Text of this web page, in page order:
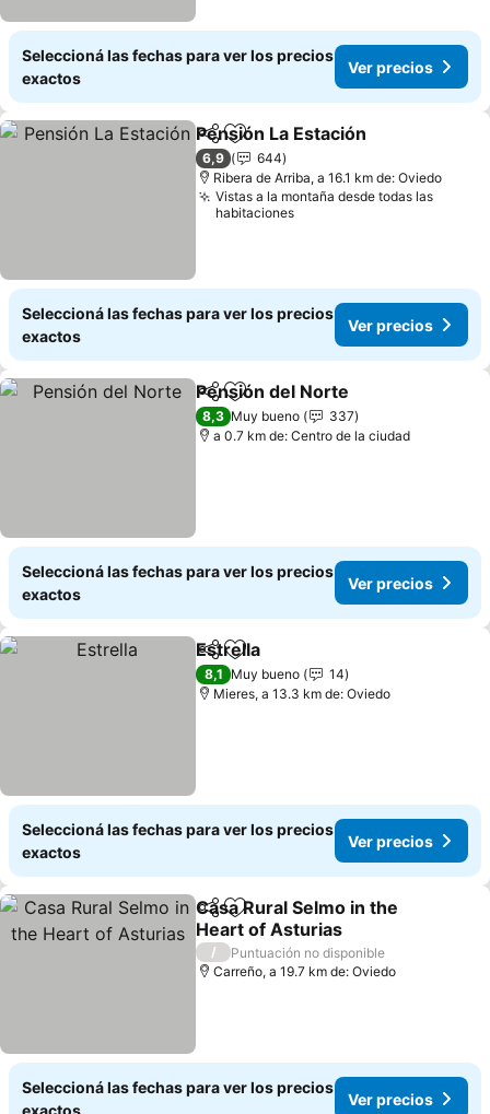
Seleccioná las fechas para ver los precios
exactos
Ver precios
CompartirAñadir a favoritos
Pensión La Estación
6,9
644
Ribera de Arriba, a 16.1 km de: Oviedo
Vistas a la montaña desde todas las
habitaciones
Seleccioná las fechas para ver los precios
exactos
Ver precios
CompartirAñadir a favoritos
Pensión del Norte
8,3 Muy bueno
337
a 0.7 km de: Centro de la ciudad
Seleccioná las fechas para ver los precios
exactos
Ver precios
CompartirAñadir a favoritos
Estrella
8,1 Muy bueno
14
Mieres, a 13.3 km de: Oviedo
Seleccioná las fechas para ver los precios
exactos
Ver precios
CompartirAñadir a favoritos
Casa Rural Selmo in the
Heart of Asturias
Ver precios
/
Puntuación no disponible
Carreño, a 19.7 km de: Oviedo
Seleccioná las fechas para ver los precios
exactos
Ver precios